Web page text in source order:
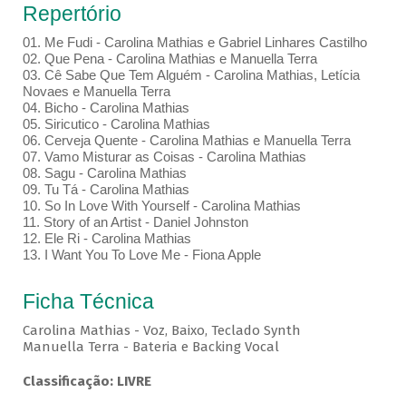
Repertório
01. Me Fudi - Carolina Mathias e Gabriel Linhares Castilho
02. Que Pena - Carolina Mathias e Manuella Terra
03. Cê Sabe Que Tem Alguém - Carolina Mathias, Letícia
Novaes e Manuella Terra
04. Bicho - Carolina Mathias
05. Siricutico - Carolina Mathias
06. Cerveja Quente - Carolina Mathias e Manuella Terra
07. Vamo Misturar as Coisas - Carolina Mathias
08. Sagu - Carolina Mathias
09. Tu Tá - Carolina Mathias
10. So In Love With Yourself - Carolina Mathias
11. Story of an Artist - Daniel Johnston
12. Ele Ri - Carolina Mathias
13. I Want You To Love Me - Fiona Apple
Ficha Técnica
Carolina Mathias - Voz, Baixo, Teclado Synth
Manuella Terra - Bateria e Backing Vocal
Classificação: LIVRE